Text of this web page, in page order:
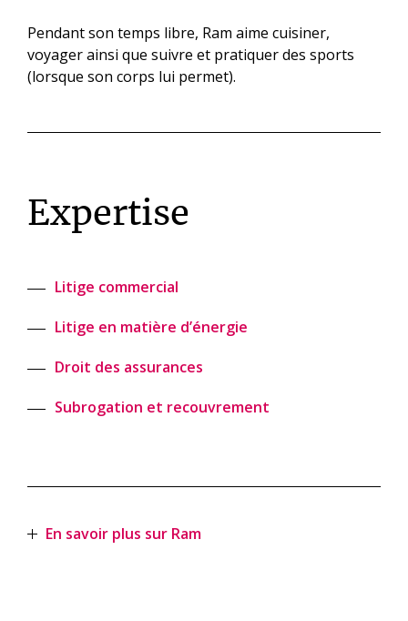
Pendant son temps libre, Ram aime cuisiner,
voyager ainsi que suivre et pratiquer des sports
(lorsque son corps lui permet).
Expertise
Litige commercial
Litige en matière d’énergie
Droit des assurances
Subrogation et recouvrement
En savoir plus sur Ram